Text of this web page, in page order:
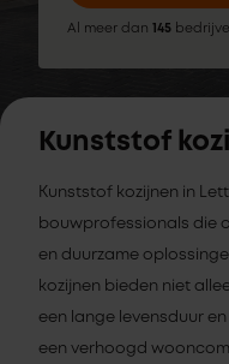
Al meer dan 145
Kunststof
Kunststof kozijnen in
bouwprofessionals die
en duurzame
kozijnen bieden niet
een lange levensduur
een verhoogd